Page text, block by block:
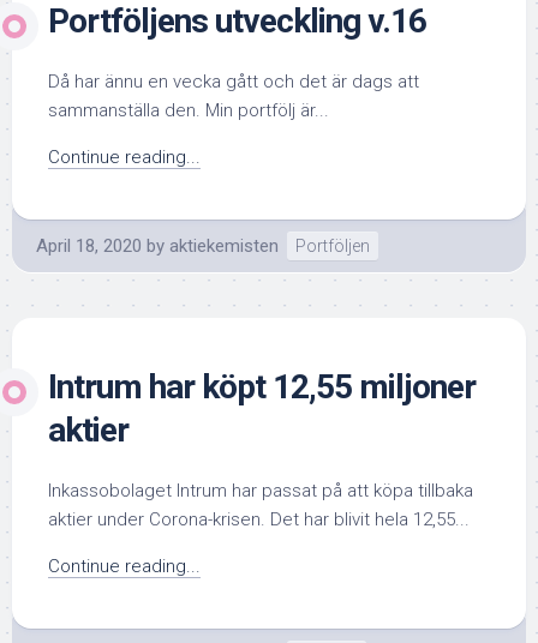
Portföljens utveckling v.16
Då har ännu en vecka gått och det är dags att
sammanställa den. Min portfölj är...
Continue reading...
April 18, 2020 by aktiekemisten Portföljen
Intrum har köpt 12,55 miljoner
aktier
Inkassobolaget Intrum har passat på att köpa tillbaka
aktier under Corona-krisen. Det har blivit hela 12,55...
Continue reading...